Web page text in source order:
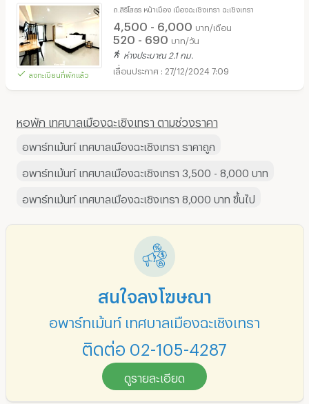
ลงทะเบียนที่พักแล้ว
ถ.สิริโสธร หน้าเมือง เมืองฉะเชิงเทรา ฉะเชิงเทรา
4,500 - 6,000 บาท/เดือน
520 - 690 บาท/วัน
ห่างประมาณ 2.1 กม.
27/12/2024 7:09
หอพัก เทศบาลเมืองฉะเชิงเทรา ตามช่วงราคา
อพาร์ทเม้นท์ เทศบาลเมืองฉะเชิงเทรา ราคาถูก
อพาร์ทเม้นท์ เทศบาลเมืองฉะเชิงเทรา 3,500 - 8,000 บาท
อพาร์ทเม้นท์ เทศบาลเมืองฉะเชิงเทรา 8,000 บาท ขึ้นไป
สนใจลงโฆษณา
อพาร์ทเม้นท์ เทศบาลเมืองฉะเชิงเทรา
ติดต่อ 02-105-4287
ดูรายละเอียด